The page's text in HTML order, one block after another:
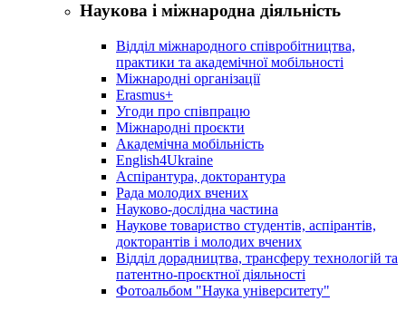
Наукова і міжнародна діяльність
Відділ міжнародного співробітництва,
практики та академічної мобільності
Міжнародні організації
Erasmus+
Угоди про співпрацю
Міжнародні проєкти
Академічна мобільність
English4Ukraine
Аспірантура, докторантура
Рада молодих вчених
Науково-дослідна частина
Наукове товариство студентів, аспірантів,
докторантів і молодих вчених
Відділ дорадництва, трансферу технологій та
патентно-проєктної діяльності
Фотоальбом "Наука університету"